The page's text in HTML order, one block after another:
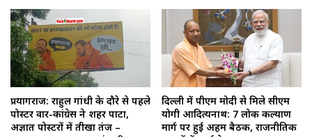
प्रयागराज: राहुल गांधी के दौरे से पहले
पोस्टर वार-कांग्रेस ने शहर पाटा,
अज्ञात पोस्टरों में तीखा तंज –
दिल्ली में पीएम मोदी से मिले सीएम
योगी आदित्यनाथ: 7 लोक कल्याण
मार्ग पर हुई अहम बैठक, राजनीतिक